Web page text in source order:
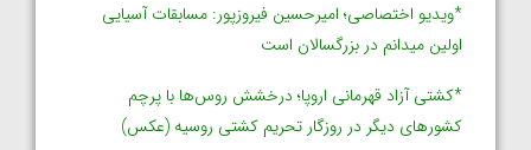
*ویدیو اختصاصی؛ امیرحسین فیروزپور: مسابقات آسیایی
اولین میدانم در بزرگسالان است
*کشتی آزاد قهرمانی اروپا؛ درخشش روس‌ها با پرچم
کشورهای دیگر در روزگار تحریم کشتی روسیه (عکس)